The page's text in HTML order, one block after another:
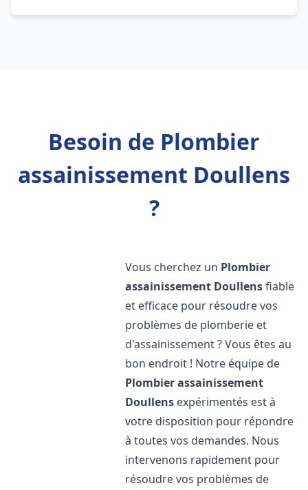
Besoin de Plombier
assainissement Doullens
?
Vous cherchez un Plombier
assainissement Doullensfiable
et efficace pour résoudre vos
problèmes de plomberie et
d'assainissement ? Vous êtes au
bon endroit ! Notre équipe de
Plombier assainissement
Doullens expérimentés est à
votre disposition pour répondre
à toutes vos demandes. Nous
intervenons rapidement pour
résoudre vos problèmes de